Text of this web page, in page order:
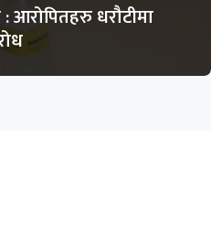
आरोपितहरु धरौटीमा